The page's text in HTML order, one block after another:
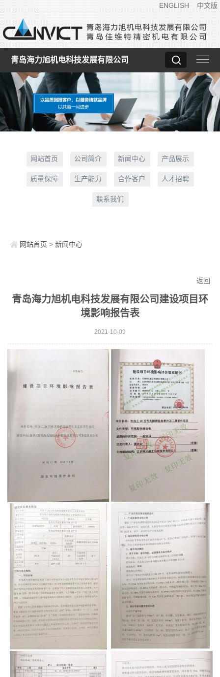
ENGLISH 中文版
青岛海力旭机电科技发展有限公司
网站首页 公司简介 新闻中心 产品展示
质量保障 生产能力 合作客户 人才招聘
联系我们
网站首页 >新闻中心
返回
青岛海力旭机电科技发展有限公司建设项目环
境影响报告表
2021-10-09